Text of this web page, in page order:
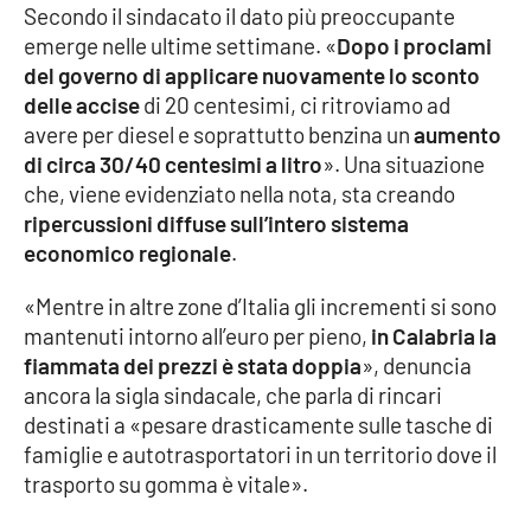
Good Morning Vietnam
Parchi Marini Calabria
Leggendo Alvaro insieme
Imprese Di Calabria
Venti di comunicazione
STREAMING
LaC TV
Secondo il sindacato il dato più preoccupante
emerge nelle ultime settimane. «Dopo i proclami
del governo di applicare nuovamente lo sconto
delle accisedi 20 centesimi, ci ritroviamo ad
avere per diesel e soprattutto benzina unaumento
di circa 30/40 centesimi a litro». Una situazione
che, viene evidenziato nella nota, sta creando
ripercussioni diffuse sull’intero sistema
economico regionale.
«Mentre in altre zone d’Italia gli incrementi si sono
mantenuti intorno all’euro per pieno, in Calabria la
fiammata dei prezzi è stata doppia», denuncia
ancora la sigla sindacale, che parla di rincari
destinati a «pesare drasticamente sulle tasche di
famiglie e autotrasportatori in un territorio dove il
trasporto su gomma è vitale».